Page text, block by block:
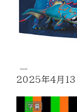
2025年4月13